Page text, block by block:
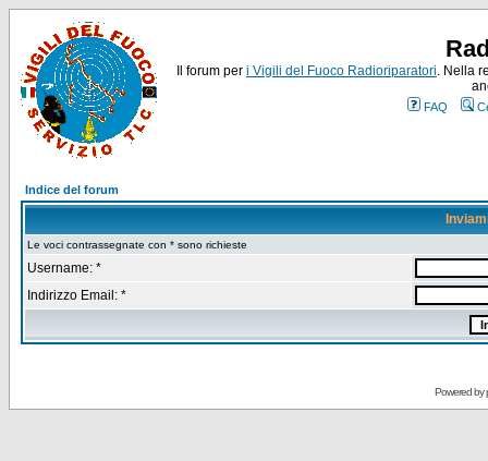
Il forum per i Vigili del Fuoco Radioriparatori. Nella
FAQ
Indice del forum
Le voci contrassegnate con * sono richieste
Username: *
Indirizzo Email: *
Powered by